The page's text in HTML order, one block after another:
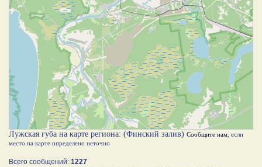
Лужская губа на карте региона: (Финский залив) Сообщите нам , если
место на карте определено неточно
Всего сообщений: 1227